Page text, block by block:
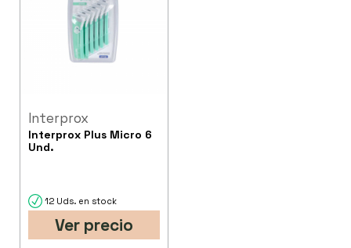
Interprox
Interprox Plus Micro 6
Und.
12 Uds. en stock
Ver precio